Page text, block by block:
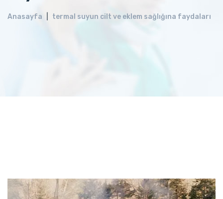
Anasayfa termal suyun cilt ve eklem sağlığına faydaları